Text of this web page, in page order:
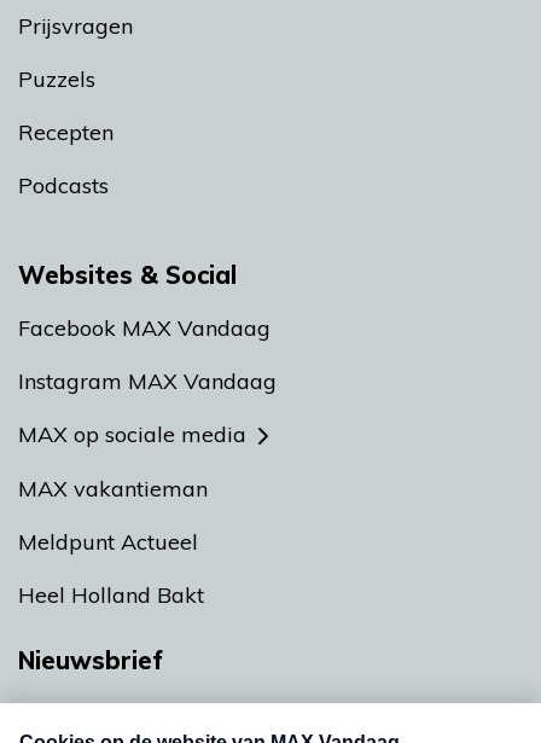
Prijsvragen
Puzzels
Recepten
Podcasts
Websites & Social
Facebook MAX Vandaag
Instagram MAX Vandaag
MAX op sociale media
MAX vakantieman
Meldpunt Actueel
Heel Holland Bakt
Nieuwsbrief